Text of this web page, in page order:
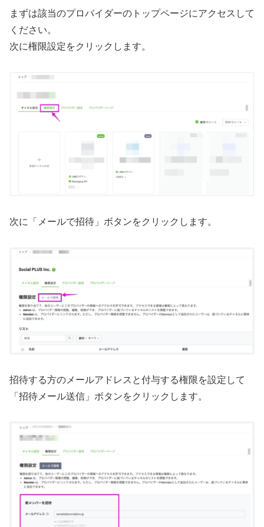
まずは該当のプロバイダーのトップページにアクセスして
ください。
次に権限設定をクリックします。
次に「メールで招待」ボタンをクリックします。
招待する方のメールアドレスと付与する権限を設定して
「招待メール送信」ボタンをクリックします。